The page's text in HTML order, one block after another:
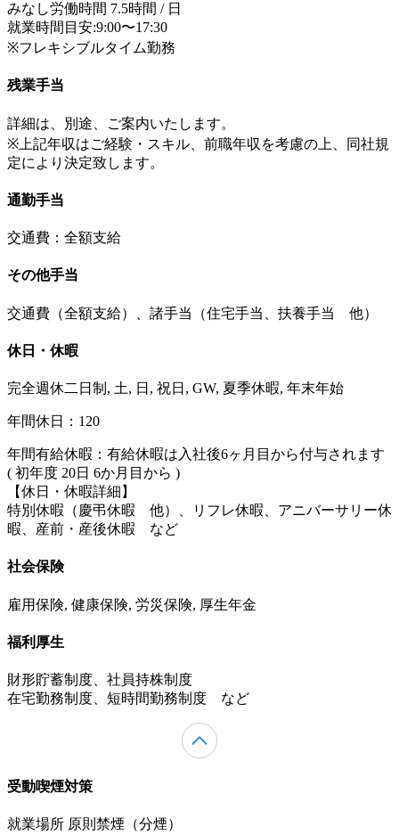
みなし労働時間 7.5時間 / 日
就業時間目安:9:00〜17:30
※フレキシブルタイム勤務
残業手当
詳細は、別途、ご案内いたします。
※上記年収はご経験・スキル、前職年収を考慮の上、同社規
定により決定致します。
通勤手当
交通費：全額支給
その他手当
交通費（全額支給）、諸手当（住宅手当、扶養手当 他）
休日・休暇
完全週休二日制, 土, 日, 祝日, GW, 夏季休暇, 年末年始
年間休日：120
年間有給休暇：有給休暇は入社後6ヶ月目から付与されます
( 初年度 20日 6か月目から )
【休日・休暇詳細】
特別休暇（慶弔休暇 他）、リフレ休暇、アニバーサリー休
暇、産前・産後休暇 など
社会保険
雇用保険, 健康保険, 労災保険, 厚生年金
福利厚生
財形貯蓄制度、社員持株制度
在宅勤務制度、短時間勤務制度 など
受動喫煙対策
就業場所 原則禁煙（分煙）